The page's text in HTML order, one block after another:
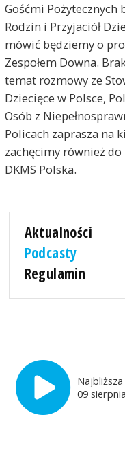
Gośćmi Pożytecznych
Rodzin i Przyjaciół
mówić będziemy o
Zespołem Downa.
temat rozmowy ze
Dziecięce w Polsce,
Osób z
Policach zaprasza na
zachęcimy również
DKMS Polska.
Aktualności
Podcasty
Regulamin
09